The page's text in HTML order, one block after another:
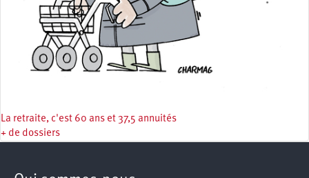
La retraite, c'est 60 ans et 37,5 annuités
+ de dossiers